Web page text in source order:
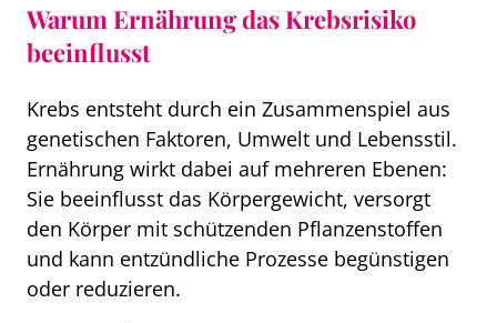
Warum Ernährung das Krebsrisiko
beeinflusst
Krebs entsteht durch ein Zusammenspiel aus
genetischen Faktoren, Umwelt und Lebensstil.
Ernährung wirkt dabei auf mehreren Ebenen:
Sie beeinflusst das Körpergewicht, versorgt
den Körper mit schützenden Pflanzenstoffen
und kann entzündliche Prozesse begünstigen
oder reduzieren.